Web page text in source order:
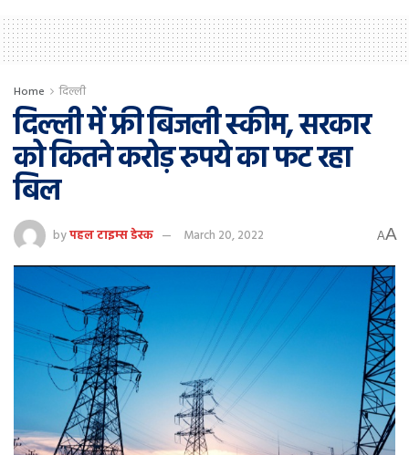
Home दिल्ली
दिल्ली में फ्री बिजली स्कीम, सरकार
को कितने करोड़ रुपये का फट रहा
बिल
byपहल टाइम्स डेस्क March 20, 2022 AA